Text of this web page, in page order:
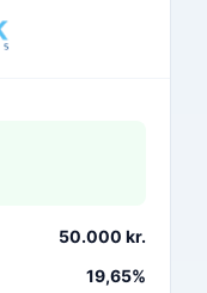
50.000 kr.
19,65%